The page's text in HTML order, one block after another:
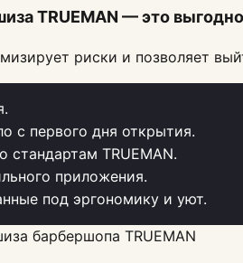
TRUEMAN — это
риски и позволяет
с первого дня открытия.
TRUEMAN.
приложения.
под эргономику и уют.